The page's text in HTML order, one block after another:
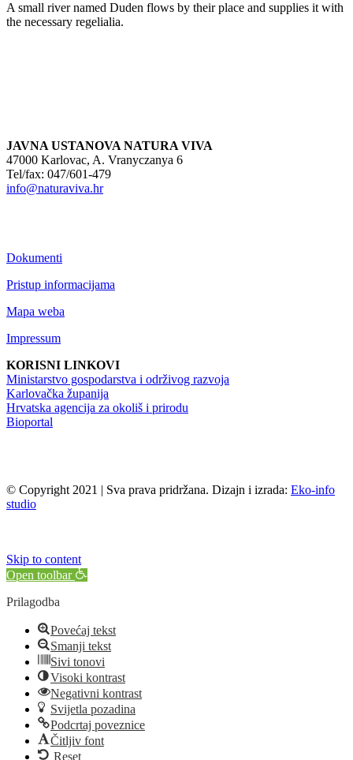
A small river named Duden flows by their place and supplies it with
the necessary regelialia.
JAVNA USTANOVA NATURA VIVA
47000 Karlovac, A. Vranyczanya 6
Tel/fax: 047/601-479
info@naturaviva.hr
Dokumenti
Pristup informacijama
Mapa weba
Impressum
KORISNI LINKOVI
Ministarstvo gospodarstva i održivog razvoja
Karlovačka županija
Hrvatska agencija za okoliš i prirodu
Bioportal
© Copyright 2021 | Sva prava pridržana. Dizajn i izrada: Eko-info
studio
Skip to content
Open toolbar
Prilagodba
Povećaj tekst
Smanji tekst
Sivi tonovi
Visoki kontrast
Negativni kontrast
Svijetla pozadina
Podcrtaj poveznice
Čitljiv font
Reset